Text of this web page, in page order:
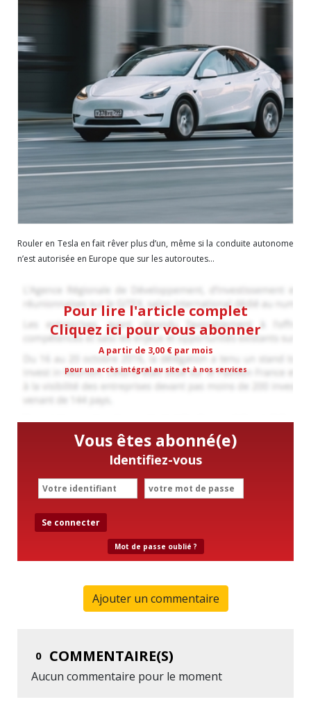
Rouler en Tesla en fait rêver plus d’un, même si la conduite autonome
n’est autorisée en Europe que sur les autoroutes...
Pour lire l'article complet
Cliquez ici pour vous abonner
A partir de 3,00 € par mois
pour un accès intégral au site et à nos services
Vous êtes abonné(e)
Identifiez-vous
Se connecter
Mot de passe oublié ?
Ajouter un commentaire
0 COMMENTAIRE(S)
Aucun commentaire pour le moment